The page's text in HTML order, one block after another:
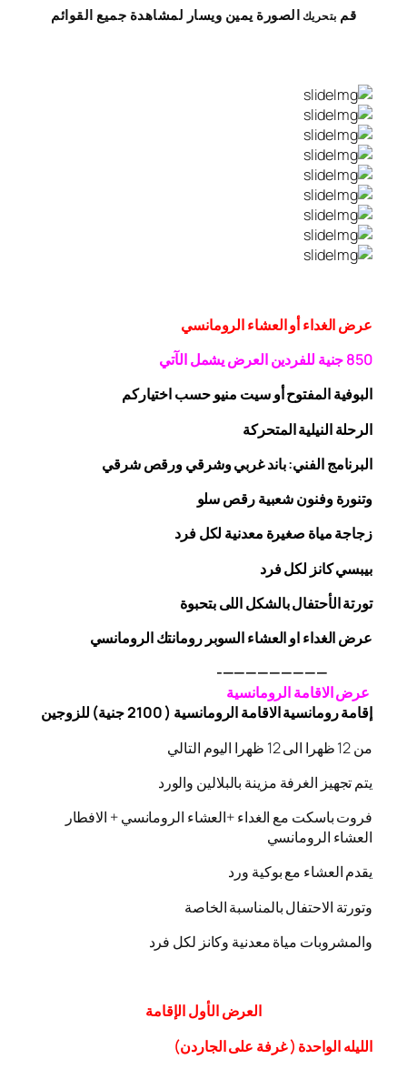
قم بتحريك الصورة يمين ويسار لمشاهدة جميع القوائم
عرض الغداء أو العشاء الرومانسي
850 جنية للفردينالعرض يشمل الآتي
البوفيةالمفتوحأو سيت منيو حسب اختياركم
الرحلةالنيلية المتحركة
البرنامج الفني: باند غربي وشرقيورقصشرقي
وتنورة وفنون شعبيةرقصسلو
زجاجةمياة صغيرة معدنية لكل فرد
بيبسي كانز لكل فرد
تورتة الأحتفال بالشكل اللى بتحبوة
عرض الغداء او العشاء السوبر رومانتك الرومانسي
—————————-
عرض الاقامة الرومانسية
إقامة رومانسية الاقامة الرومانسية ( 2100 جنية) للزوجين
من 12 ظهرا الى 12 ظهرا اليوم التالي
يتم تجهيز الغرفة مزينة بالبلالين والورد
فروت باسكت مع الغداء +العشاء الرومانسي + الافطار
العشاء الرومانسي
يقدم العشاء مع بوكية ورد
وتورتة الاحتفال بالمناسبة الخاصة
والمشروبات مياة معدنية وكانز لكل فرد
العرضالأولالإقامة
الليله الواحدة ( غرفة على الجاردن)